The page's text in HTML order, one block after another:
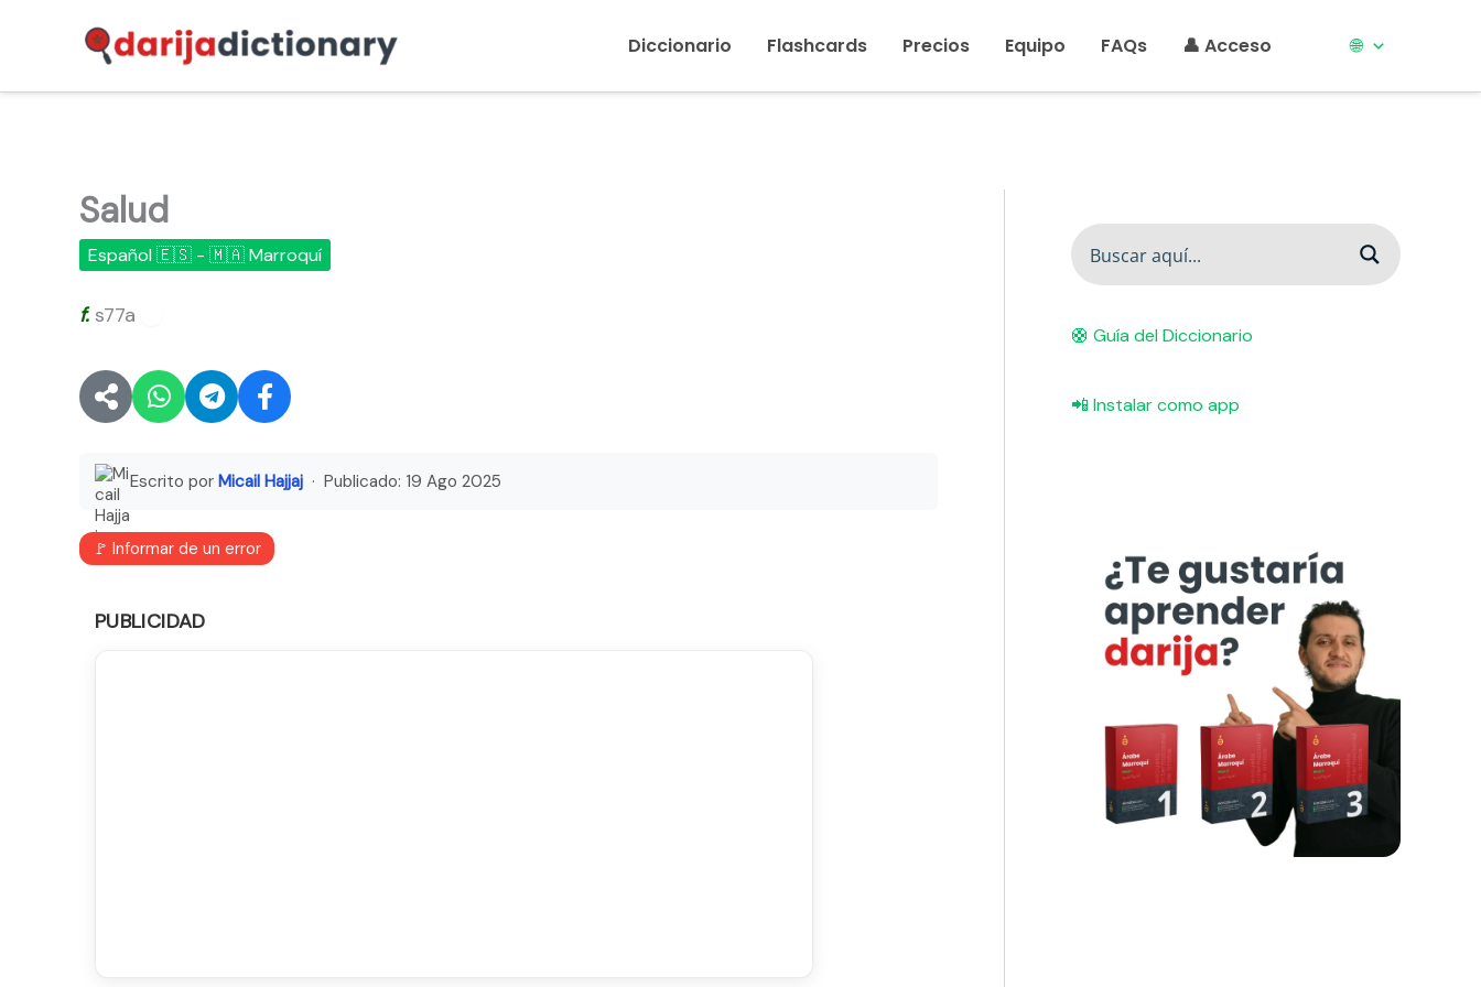
Diccionario Flashcards Precios Equipo FAQs 👤 Acceso 🌐
Salud
Español 🇪🇸 - 🇲🇦 Marroquí
f.s77a
Escrito por Micail Hajjaj · Publicado: 19 Ago 2025
🚩 Informar de un error
PUBLICIDAD
🛟 Guía del Diccionario
📲 Instalar como app